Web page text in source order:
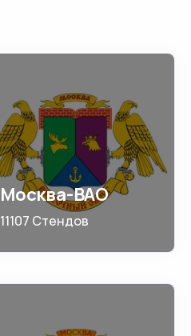
Москва-ВАО
11107 Стендов